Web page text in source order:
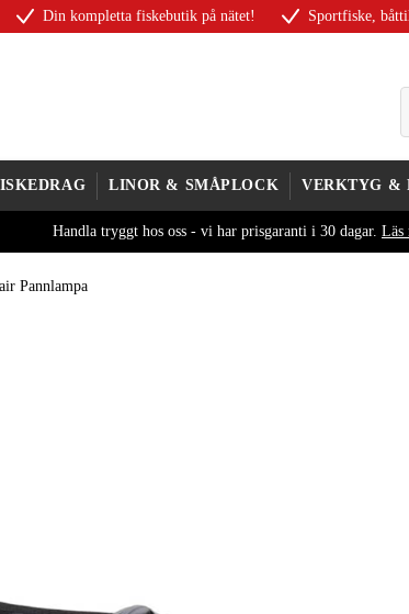
Din kompletta fiskebutik på nätet! Sportfiske,
LINOR & SMÅPLOCK VERKTYG &
Handla tryggt hos oss - vi har prisgaranti i 30 dagar. Läs
Pannlampa